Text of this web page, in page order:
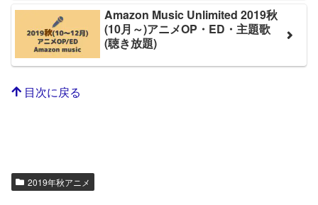
Amazon Music Unlimited 2019秋
(10月～)アニメOP・ED・主題歌
(聴き放題)
目次に戻る
2019年秋アニメ